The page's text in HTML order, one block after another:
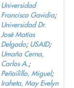
Universidad
Francisco Gavidia;
Universidad Dr.
José Matías
Delgado; USAID;
Umaña Cerna,
Carlos A.;
Peñailillo, Miguel;
Iraheta, May Evelyn